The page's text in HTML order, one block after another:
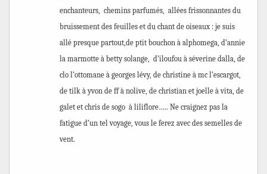
enchanteurs, chemins parfumés, allées frissonnantes du
bruissement des feuilles et du chant de oiseaux : je suis
allé presque partout,de ptit bouchon à alphomega, d’annie
la marmotte à betty solange, d’iloufou à séverine dalla, de
clo l’ottomane à georges lévy, de christine à mc l’escargot,
de tilk à yvon de ff à nolive, de christian et joelle à vita, de
galet et chris de sogo à liliflore….. Ne craignez pas la
fatigue d’un tel voyage, vous le ferez avec des semelles de
vent.